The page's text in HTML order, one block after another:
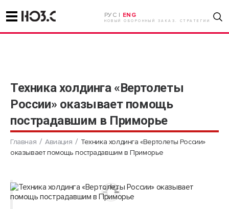
РУС | ENG
НОВЫЙ ОБОРОННЫЙ ЗАКАЗ. СТРАТЕГИИ
Техника холдинга «Вертолеты
России» оказывает помощь
пострадавшим в Приморье
Главная Авиация
Техника холдинга «Вертолеты России»
оказывает помощь пострадавшим в Приморье